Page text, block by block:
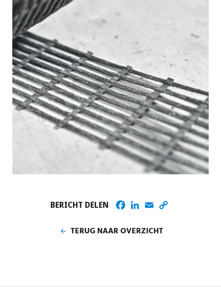
TERUG NAAR OVERZICHT
BERICHT DELEN FacebookLinkedIn
Email